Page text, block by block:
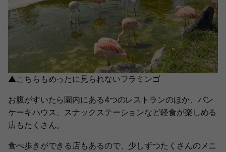
▲こちらもめったに見られないフラミンゴ
お腹がすいたら園内にある4つのレストランのほか、パン
ケーキハウス、スナックステーションなど軽食が楽しめる
店もたくさん。
食べ歩きができる店もあるので、少しずつたくさんのメニ